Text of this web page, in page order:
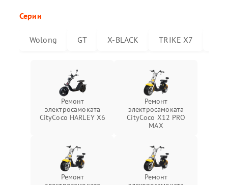
Серии
Wolong GT X-BLACK TRIKE X7
Ремонт
электросамоката
CityCoco HARLEY X6
Ремонт
электросамоката
CityCoco X12 PRO
MAX
Ремонт
Ремонт